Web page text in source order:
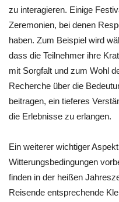
zu interagieren. Einige
Zeremonien, bei denen
haben. Zum Beispiel wird
dass die Teilnehmer ihre
mit Sorgfalt und zum Wohl
Recherche über die
beitragen, ein tieferes
die Erlebnisse zu erlangen.
Ein weiterer wichtiger
Witterungsbedingungen
finden in der heißen
Reisende entsprechende